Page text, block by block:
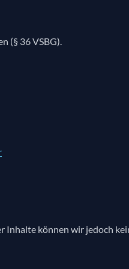
(§ 36 VSBG).
können wir jedoch